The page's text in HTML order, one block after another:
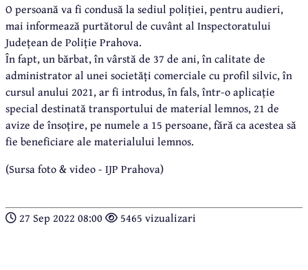
O persoană va fi condusă la sediul poliției, pentru audieri,
mai informează purtătorul de cuvânt al Inspectoratului
Județean de Poliție Prahova.
În fapt, un bărbat, în vârstă de 37 de ani, în calitate de
administrator al unei societăți comerciale cu profil silvic, în
cursul anului 2021, ar fi introdus, în fals, într-o aplicație
special destinată transportului de material lemnos, 21 de
avize de însoțire, pe numele a 15 persoane, fără ca acestea să
fie beneficiare ale materialului lemnos.
(Sursa foto & video - IJP Prahova)
27 Sep 2022 08:00 5465 vizualizari